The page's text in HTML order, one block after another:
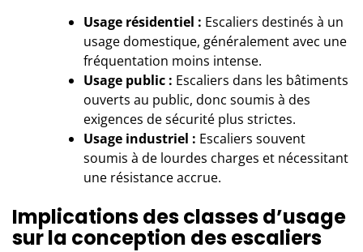
Usage résidentiel : Escaliers destinés à un
usage domestique, généralement avec une
fréquentation moins intense.
Usage public : Escaliers dans les bâtiments
ouverts au public, donc soumis à des
exigences de sécurité plus strictes.
Usage industriel : Escaliers souvent
soumis à de lourdes charges et nécessitant
une résistance accrue.
Implications des classes d’usage
sur la conception des escaliers